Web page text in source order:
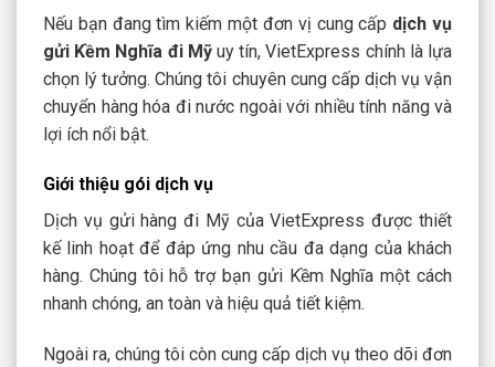
Nếu bạn đang tìm kiếm một đơn vị cung cấp dịch vụ
gửi Kềm Nghĩa đi Mỹuy tín, VietExpress chính là lựa
chọn lý tưởng. Chúng tôi chuyên cung cấp dịch vụ vận
chuyển hàng hóa đi nước ngoài với nhiều tính năng và
lợi ích nổi bật.
Giới thiệu gói dịch vụ
Dịch vụ gửi hàng đi Mỹ của VietExpress được thiết
kế linh hoạt để đáp ứng nhu cầu đa dạng của khách
hàng. Chúng tôi hỗ trợ bạn gửi Kềm Nghĩa một cách
nhanh chóng, an toàn và hiệu quả tiết kiệm.
Ngoài ra, chúng tôi còn cung cấp dịch vụ theo dõi đơn